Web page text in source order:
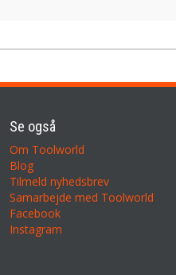
Se også
Om Toolworld
Blog
Tilmeld nyhedsbrev
Samarbejde med Toolworld
Facebook
Instagram